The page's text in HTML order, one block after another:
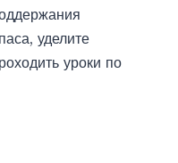
уделите
уроки по